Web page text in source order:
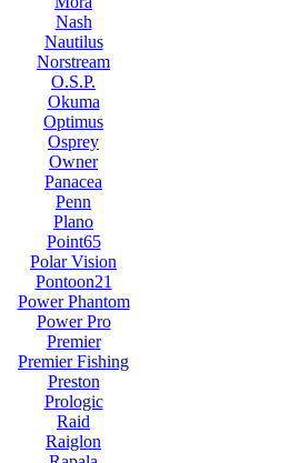
Nash
Nautilus
Norstream
O.S.P.
Okuma
Optimus
Osprey
Owner
Panacea
Penn
Plano
Point65
Polar Vision
Pontoon21
Power Phantom
Power Pro
Premier
Premier Fishing
Preston
Prologic
Raid
Raiglon